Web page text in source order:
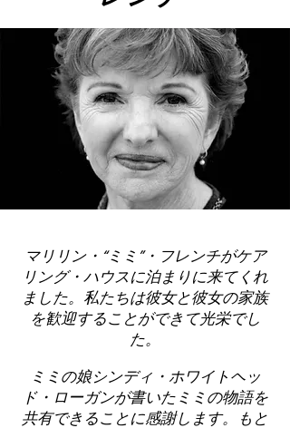
マリリン・“ミミ”・フレンチがケア
リング・ハウスに泊まりに来てくれ
ました。私たちは彼女と彼女の家族
を歓迎することができて光栄でし
た。
ミミの娘シンディ・ホワイトヘッ
ド・ローガンが書いたミミの物語を
共有できることに感謝します。もと